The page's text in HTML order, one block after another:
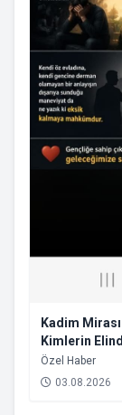
Kadim
Kimlerin
​Özel Haber
03.08.2026